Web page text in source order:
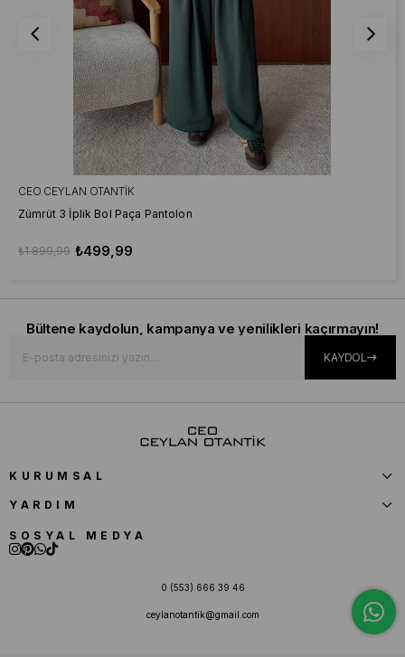
CEO CEYLAN OTANTIK
Zümrüt 3 İplik Bol Paça Pantolon
₺499,99
₺1.899,99
Bültene kaydolun, kampanya ve yenilikleri kaçırmayın!
KAYDOL
KURUMSAL
YARDIM
SOSYAL MEDYA
0 (553) 666 39 46
ceylanotantik@gmail.com